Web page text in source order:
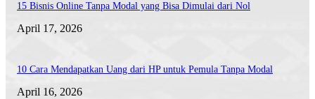
15 Bisnis Online Tanpa Modal yang Bisa Dimulai dari Nol
April 17, 2026
10 Cara Mendapatkan Uang dari HP untuk Pemula Tanpa Modal
April 16, 2026